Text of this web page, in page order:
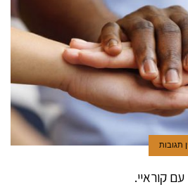
תגובות
קוראיי.